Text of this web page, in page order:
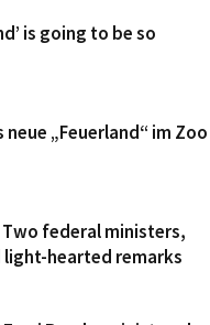
is going to be so
„Feuerland“ im Zoo
Two federal ministers,
light-hearted remarks